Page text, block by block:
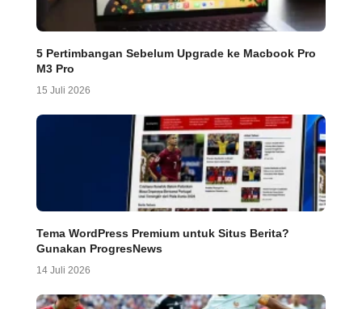
5 Pertimbangan Sebelum Upgrade ke Macbook Pro
M3 Pro
15 Juli 2026
Tema WordPress Premium untuk Situs Berita?
Gunakan ProgresNews
14 Juli 2026